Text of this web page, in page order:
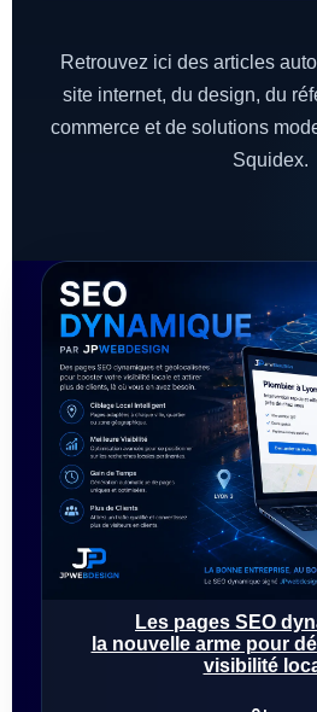
Retrouvez ici des articles
site internet, du design, du
commerce et de solutions
Squidex.
Les pages SEO
la nouvelle arme pour
visibilité